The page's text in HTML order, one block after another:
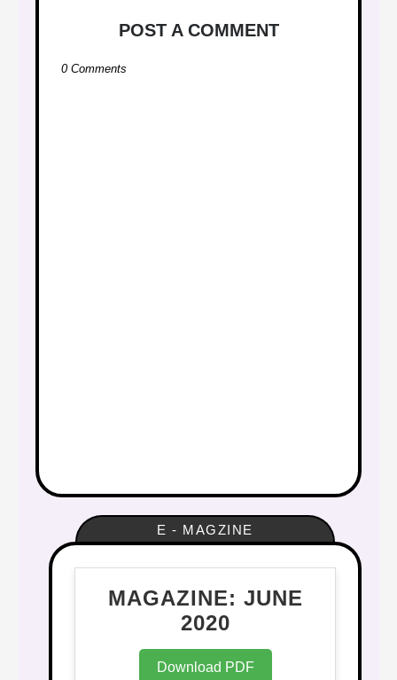
POST A COMMENT
0 Comments
E - MAGZINE
MAGAZINE: JUNE
2020
Download PDF